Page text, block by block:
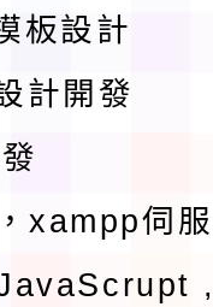
板設計
計開發
xampp伺